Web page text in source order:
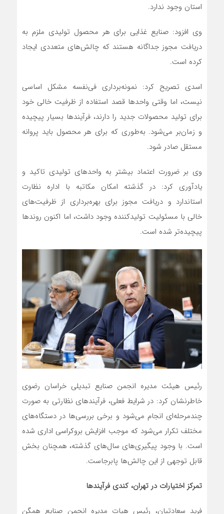
استان وجود ندارد.
وی افزود: صنایع غذایی برای هر محصول تولیدی ملزم به
دریافت مجوز جداگانه هستند که چالش‌های متعددی ایجاد
کرده است.
اسدی تصریح کرد: نمونه‌برداری فی‌نفسه مشکل اساسی
نیست، اما وقتی واحدها قصد استفاده از ظرفیت خالی خود
برای تولید محصولات جدید را دارند، فرآیندها بسیار پیچیده
و زمان‌بر می‌شود. به‌طوری که برای هر محصول باید پروانه
مستقل صادر شود.
وی بر ضرورت اعتماد بیشتر به واحدهای تولیدی تاکید و
یادآوری کرد: در گذشته امکان مکاتبه با اداره نظارت
استاندارد و دریافت مجوز برای بهره‌برداری از ظرفیت‌های
خالی با مسئولیت تولیدکننده وجود داشت، اما اکنون روندها
پیچیده‌تر شده است.
رئیس هیئت مدیره انجمن صنایع تبدیلی خراسان رضوی
خاطرنشان کرد: در شرایط فعلی، فرآیندهای نظارتی به صورت
چندمرحله‌ای انجام می‌شود و برخی بررسی‌ها در دستگاه‌های
مختلف تکرار می‌شود که موجب افزایش بروکراسی اداری شده
است. با وجود پیگیری‌های سال‌های گذشته، همچنان بخش
قابل توجهی از این چالش‌ها پابرجاست.
تمرکز اختیارات در تهران، کندی فرآیندها
فرید سعادتیان، رئیس هیات مدیره انجمن صنایع همگن